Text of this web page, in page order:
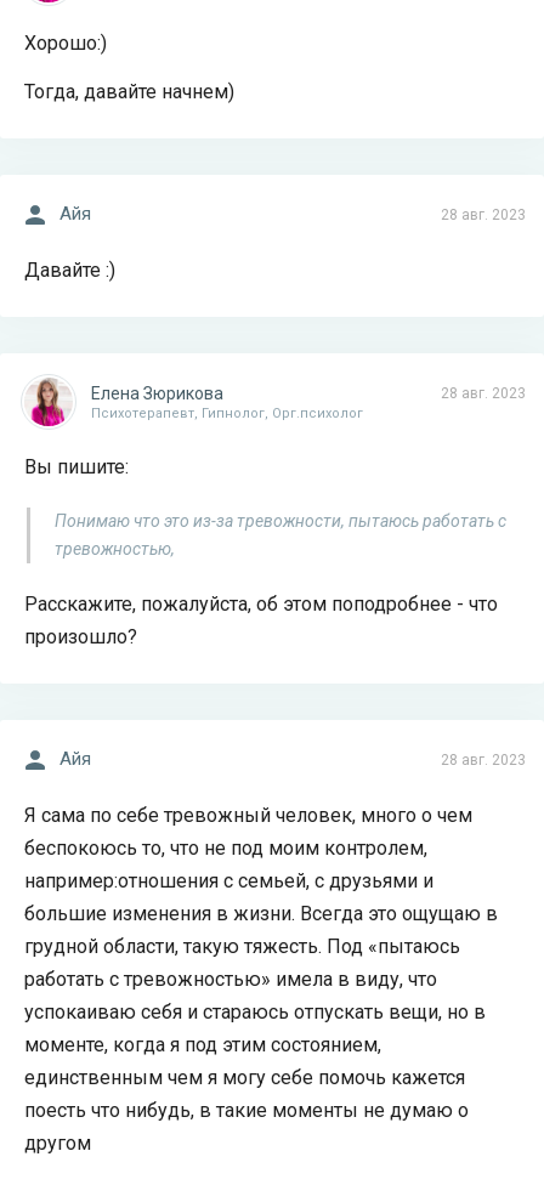
Хорошо:)
Тогда, давайте начнем)
28 авг. 2023
Айя
Давайте :)
28 авг. 2023
Елена Зюрикова
Психотерапевт, Гипнолог, Орг.психолог
Вы пишите:
Понимаю что это из-за тревожности, пытаюсь работать с
тревожностью,
Расскажите, пожалуйста, об этом поподробнее - что
произошло?
28 авг. 2023
Айя
Я сама по себе тревожный человек, много о чем
беспокоюсь то, что не под моим контролем,
например:отношения с семьей, с друзьями и
большие изменения в жизни. Всегда это ощущаю в
грудной области, такую тяжесть. Под «пытаюсь
работать с тревожностью» имела в виду, что
успокаиваю себя и стараюсь отпускать вещи, но в
моменте, когда я под этим состоянием,
единственным чем я могу себе помочь кажется
поесть что нибудь, в такие моменты не думаю о
другом